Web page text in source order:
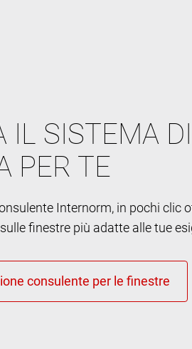
IL SISTEMA
PER TE
Internorm, in pochi clic
finestre più adatte alle tue